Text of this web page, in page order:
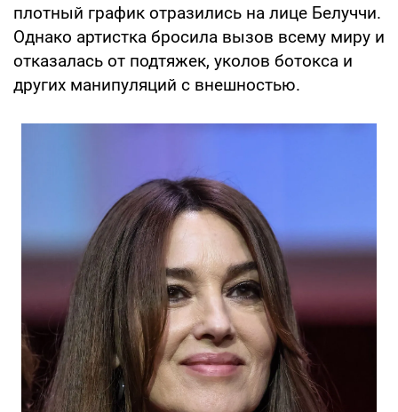
плотный график отразились на лице Белуччи.
Однако артистка бросила вызов всему миру и
отказалась от подтяжек, уколов ботокса и
других манипуляций с внешностью.